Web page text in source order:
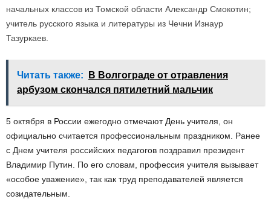
начальных классов из Томской области Александр Смокотин;
учитель русского языка и литературы из Чечни Изнаур
Тазуркаев.
Читать также:
В Волгограде от отравления
арбузом скончался пятилетний мальчик
5 октября в России ежегодно отмечают День учителя, он
официально считается профессиональным праздником. Ранее
с Днем учителя российских педагогов поздравил президент
Владимир Путин. По его словам, профессия учителя вызывает
«особое уважение», так как труд преподавателей является
созидательным.